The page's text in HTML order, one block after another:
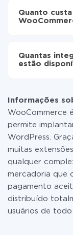
30 minutos.
minutos.
Quanto
as tarifas.
dados que é
ou mudar para
detalhes sobre
Quantas
estão
Informações
WooCommerce
permite
WordPress.
muitas
qualquer
mercadoria que
pagamento
distribuído
usuários de todo